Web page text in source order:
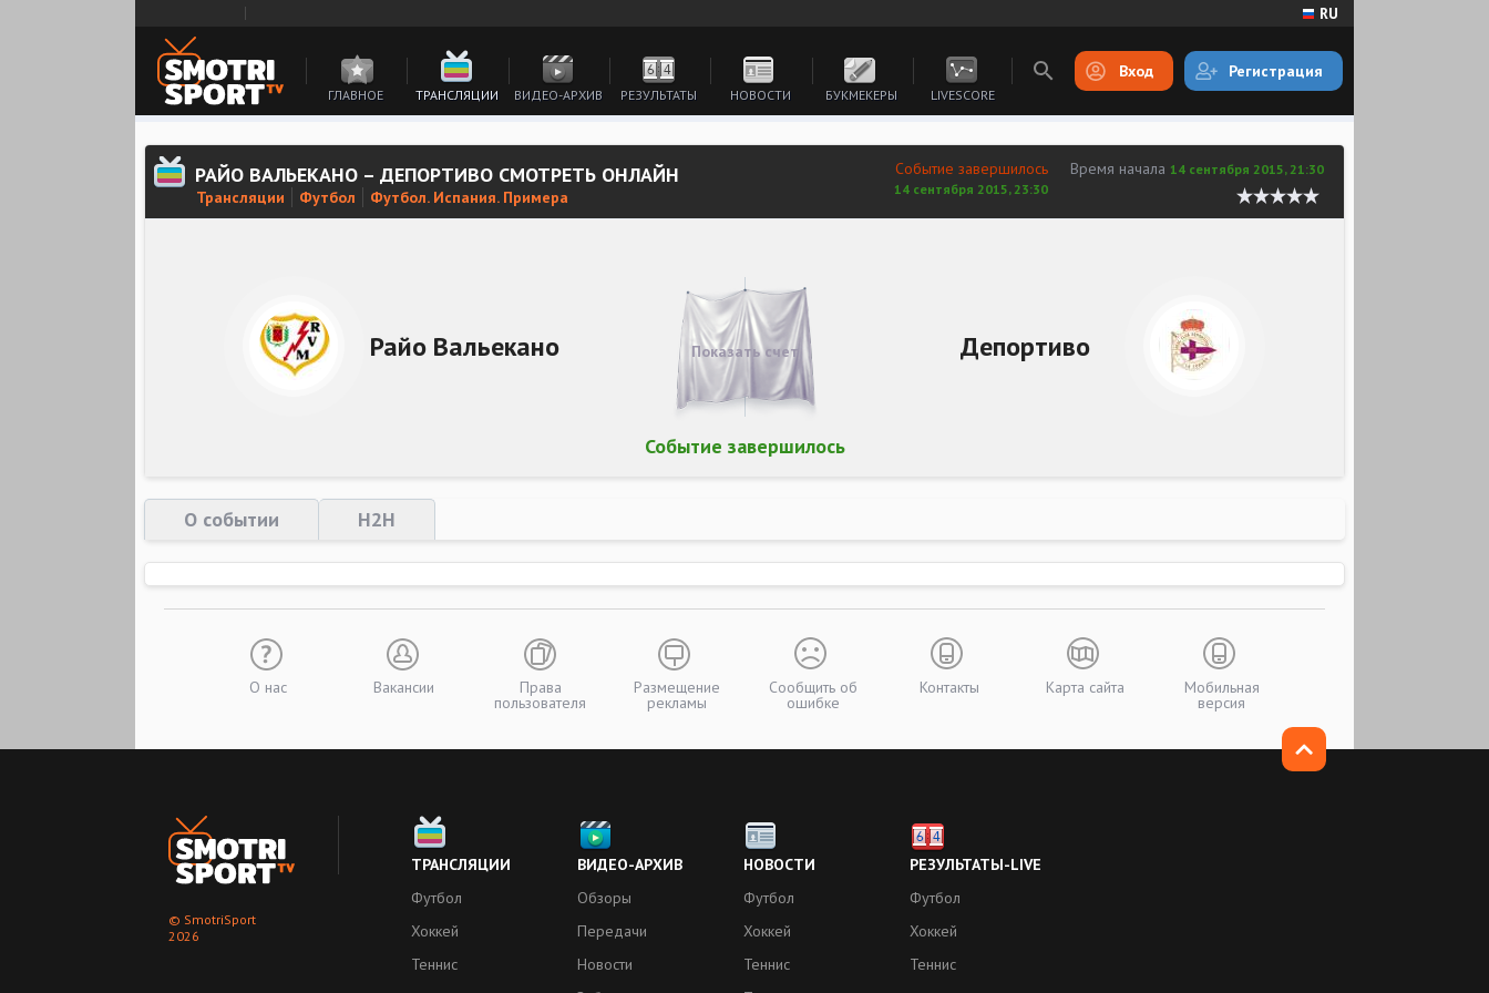
RU
ГЛАВНОЕ ТРАНСЛЯЦИИ ВИДЕО-АРХИВ РЕЗУЛЬТАТЫ НОВОСТИ БУКМЕКЕРЫ LIVESCORE
Вход Регистрация
РАЙО ВАЛЬЕКАНО – ДЕПОРТИВО СМОТРЕТЬ ОНЛАЙН
Трансляции Футбол Футбол. Испания. Примера
Время начала 14 сентября 2015, 21:30
Событие завершилось
14 сентября 2015, 23:30
Райо Вальекано Депортиво
Событие завершилось
Показать счет
О событии H2H
О нас Вакансии Права
пользователя
Размещение
рекламы
Сообщить об
ошибке
Контакты Карта сайта Мобильная
версия
© SmotriSport
2026
ТРАНСЛЯЦИИ
Футбол
Хоккей
Теннис
ВИДЕО-АРХИВ
Обзоры
Передачи
Новости
НОВОСТИ
Футбол
Хоккей
Теннис
РЕЗУЛЬТАТЫ-LIVE
Футбол
Хоккей
Теннис